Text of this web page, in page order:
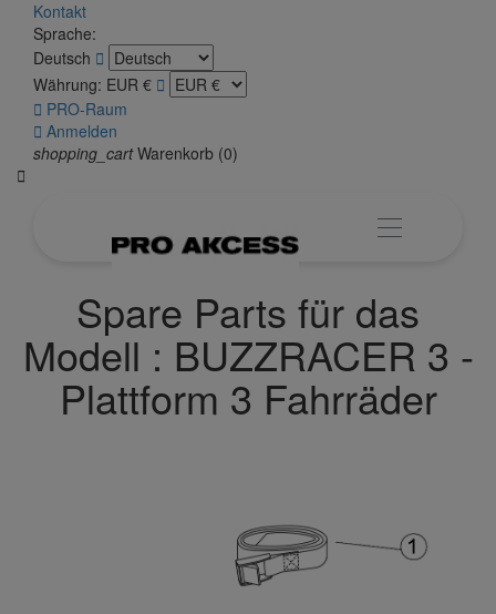
Kontakt
Sprache:
Deutsch 
Währung: EUR € 
 PRO-Raum
 Anmelden
shopping_cart Warenkorb (0)

Spare Parts für das
Modell : BUZZRACER 3 -
Plattform 3 Fahrräder